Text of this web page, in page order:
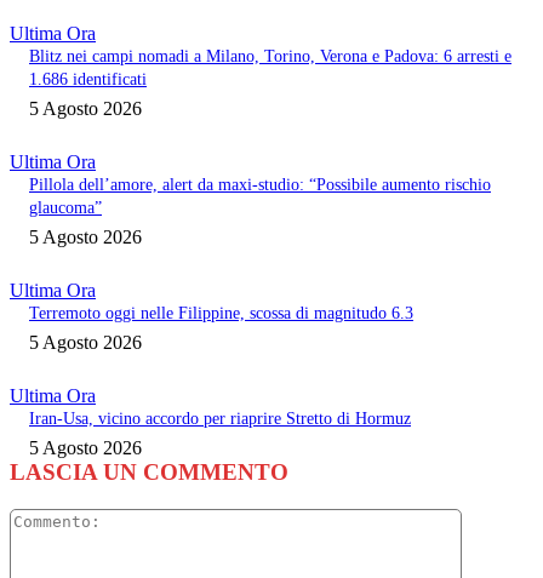
Ultima Ora
Blitz nei campi nomadi a Milano, Torino, Verona e Padova: 6 arresti e
1.686 identificati
5 Agosto 2026
Ultima Ora
Pillola dell’amore, alert da maxi-studio: “Possibile aumento rischio
glaucoma”
5 Agosto 2026
Ultima Ora
Terremoto oggi nelle Filippine, scossa di magnitudo 6.3
5 Agosto 2026
Ultima Ora
Iran-Usa, vicino accordo per riaprire Stretto di Hormuz
5 Agosto 2026
LASCIA UN COMMENTO